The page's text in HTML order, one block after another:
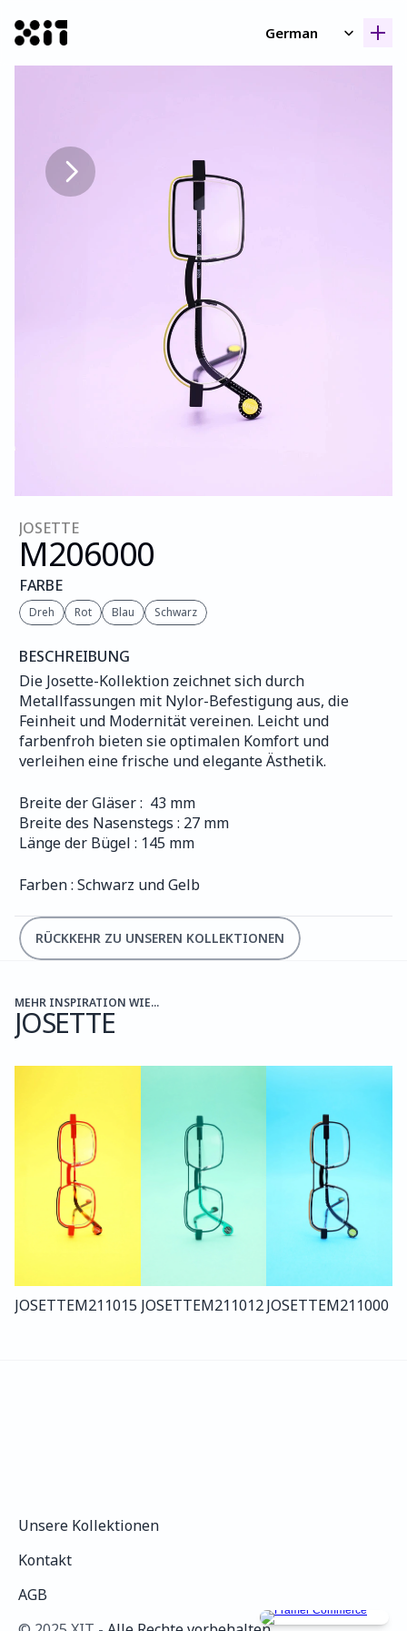
German
JOSETTE
M206000
FARBE
Dreh Rot Blau Schwarz
BESCHREIBUNG
Die Josette-Kollektion zeichnet sich durch
Metallfassungen mit Nylor-Befestigung aus, die
Feinheit und Modernität vereinen. Leicht und
farbenfroh bieten sie optimalen Komfort und
verleihen eine frische und elegante Ästhetik.
Breite der Gläser :  43 mm
Breite des Nasenstegs : 27 mm
Länge der Bügel : 145 mm
Farben : Schwarz und Gelb
RÜCKKEHR ZU UNSEREN KOLLEKTIONEN
MEHR INSPIRATION WIE...
JOSETTE
JOSETTEM211015 JOSETTEM211012JOSETTEM211000
Unsere Kollektionen
Kontakt
AGB